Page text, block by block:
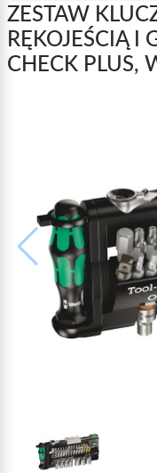
ZESTAW
RĘKOJEŚCIĄ I
CHECK PLUS,